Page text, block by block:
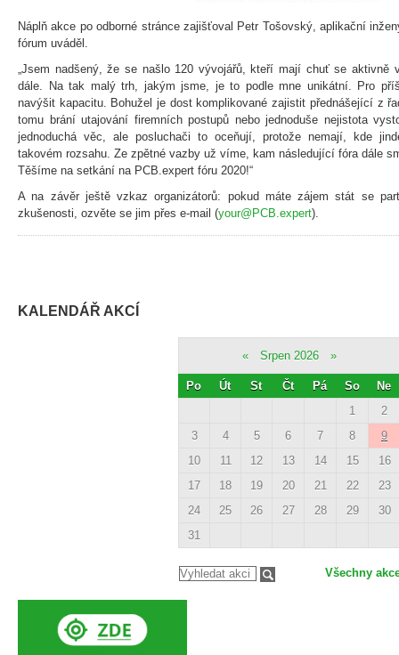
Náplň akce po odborné stránce zajišťoval Petr Tošovský, aplikační
fórum uváděl.
„Jsem nadšený, že se našlo 120 vývojářů, kteří mají chuť se aktivně
dále. Na tak malý trh, jakým jsme, je to podle mne unikátní. Pro
navýšit kapacitu. Bohužel je dost komplikované zajistit přednášející z
tomu brání utajování firemních postupů nebo jednoduše nejistota
jednoduchá věc, ale posluchači to oceňují, protože nemají, kde
takovém rozsahu. Ze zpětné vazby už víme, kam následující fóra dále
Těšíme na setkání na PCB.expert fóru 2020!“
A na závěr ještě vzkaz organizátorů: pokud máte zájem stát se
zkušenosti, ozvěte se jim přes e-mail (your@PCB.expert).
KALENDÁŘ AKCÍ
« Srpen 2026 »
Po Út St Čt Pá So
Ne
1
2
3
4 5 6 7 8
9
10
11 12 13 14 15
16
17
18 19 20 21 22
23
24
25 26 27 28 29
30
31
Všechny